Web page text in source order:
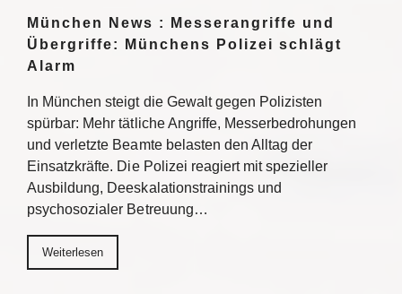
München News : Messerangriffe und
Übergriffe: Münchens Polizei schlägt
Alarm
In München steigt die Gewalt gegen Polizisten
spürbar: Mehr tätliche Angriffe, Messerbedrohungen
und verletzte Beamte belasten den Alltag der
Einsatzkräfte. Die Polizei reagiert mit spezieller
Ausbildung, Deeskalationstrainings und
psychosozialer Betreuung…
Weiterlesen